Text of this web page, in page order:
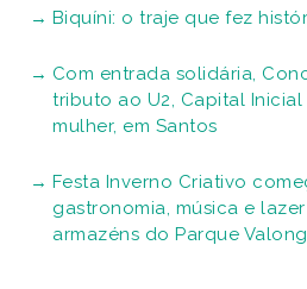
Biquíni: o traje que fez
Com entrada solidária,
tributo ao U2, Capital
mulher, em Santos
Festa Inverno Criativo
gastronomia, música e
armazéns do Parque